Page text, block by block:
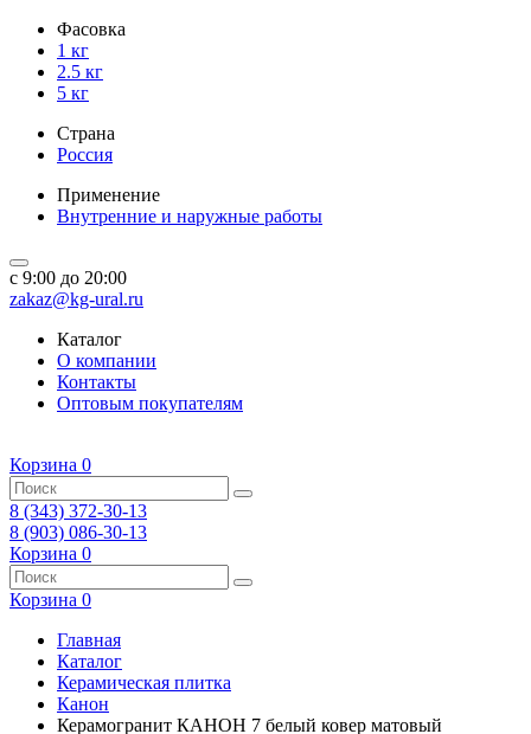
Фасовка
1 кг
2.5 кг
5 кг
Страна
Россия
Применение
Внутренние и наружные работы
c 9:00 до 20:00
zakaz@kg-ural.ru
Каталог
О компании
Контакты
Оптовым покупателям
Корзина 0
8 (343) 372-30-13
8 (903) 086-30-13
Корзина 0
Корзина 0
Главная
Каталог
Керамическая плитка
Канон
Керамогранит КАНОН 7 белый ковер матовый